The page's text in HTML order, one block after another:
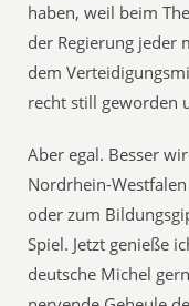
haben, weil beim
der Regierung jeder
dem
recht still geworden
Aber egal. Besser
Nordrhein-
oder zum
Spiel. Jetzt genieße
deutsche Michel